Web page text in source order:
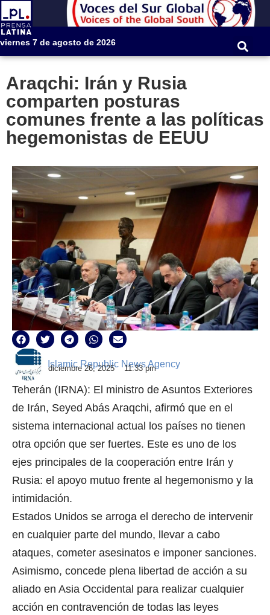
viernes 7 de agosto de 2026
Araqchi: Irán y Rusia
comparten posturas
comunes frente a las políticas
hegemonistas de EEUU
Islamic Republic News Agency
diciembre 26, 2025 11:33 pm
Teherán (IRNA): El ministro de Asuntos Exteriores
de Irán, Seyed Abás Araqchi, afirmó que en el
sistema internacional actual los países no tienen
otra opción que ser fuertes. Este es uno de los
ejes principales de la cooperación entre Irán y
Rusia: el apoyo mutuo frente al hegemonismo y la
intimidación.
Estados Unidos se arroga el derecho de intervenir
en cualquier parte del mundo, llevar a cabo
ataques, cometer asesinatos e imponer sanciones.
Asimismo, concede plena libertad de acción a su
aliado en Asia Occidental para realizar cualquier
acción en contravención de todas las leyes